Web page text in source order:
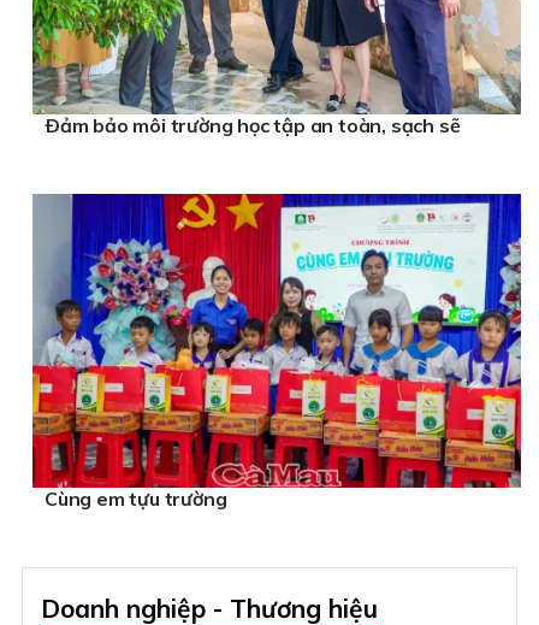
Ðảm bảo môi trường học tập an toàn, sạch sẽ
Cùng em tựu trường
Doanh nghiệp - Thương hiệu